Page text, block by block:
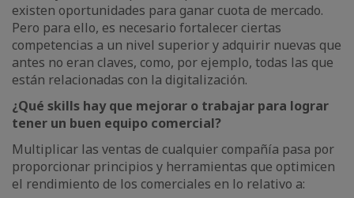
existen oportunidades para ganar cuota de mercado.
Pero para ello, es necesario fortalecer ciertas
competencias a un nivel superior y adquirir nuevas que
antes no eran claves, como, por ejemplo, todas las que
están relacionadas con la digitalización.
¿Qué skills hay que mejorar o trabajar para lograr
tener un buen equipo comercial?
Multiplicar las ventas de cualquier compañía pasa por
proporcionar principios y herramientas que optimicen
el rendimiento de los comerciales en lo relativo a: